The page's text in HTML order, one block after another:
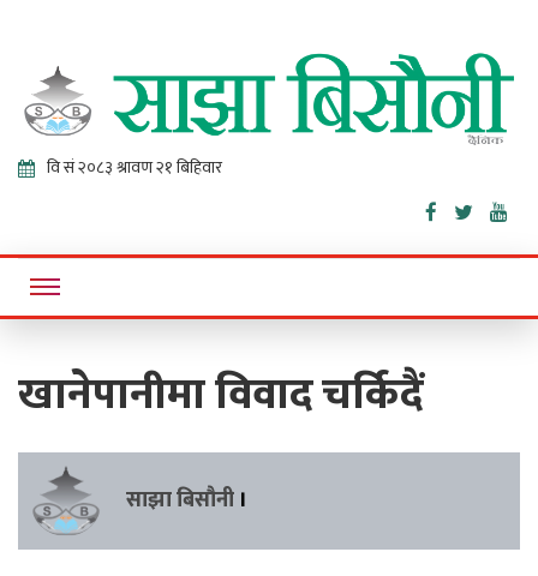
Sajha
Bisaunee
Online News Portal
खानेपानीमा विवाद चर्किदैं
साझा बिसौनी ।